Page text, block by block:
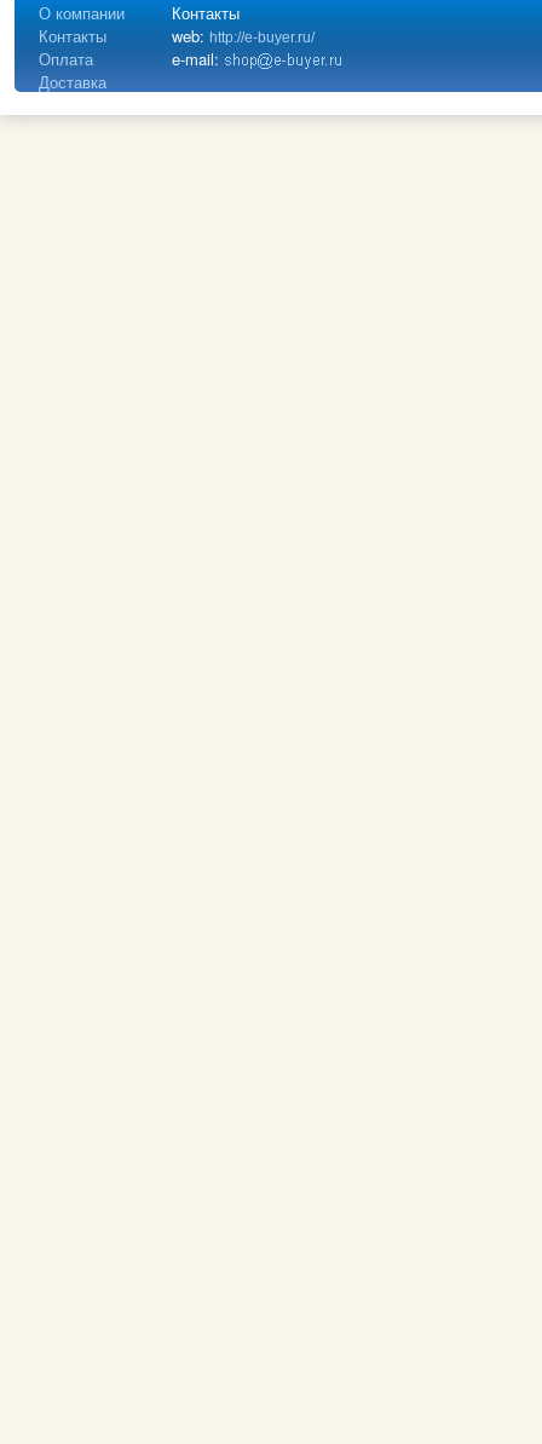
О компании
Контакты
Оплата
Доставка
Контакты
web: http://e-buyer.ru/
e-mail: